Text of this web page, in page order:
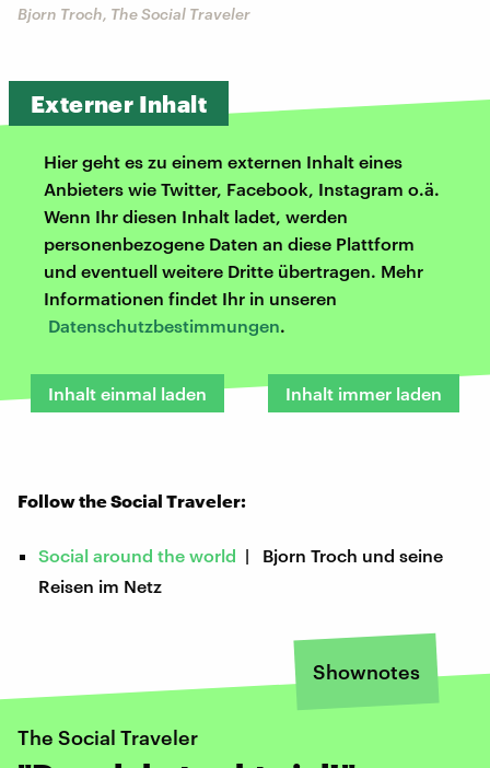
Bjorn Troch, The Social Traveler
Externer Inhalt
Hier geht es zu einem externen Inhalt eines
Anbieters wie Twitter, Facebook, Instagram o.ä.
Wenn Ihr diesen Inhalt ladet, werden
personenbezogene Daten an diese Plattform
und eventuell weitere Dritte übertragen. Mehr
Informationen findet Ihr in unseren
Datenschutzbestimmungen.
Inhalt einmal laden Inhalt immer laden
Follow the Social Traveler:
Social around the world | Bjorn Troch und seine
Reisen im Netz
Shownotes
The Social Traveler